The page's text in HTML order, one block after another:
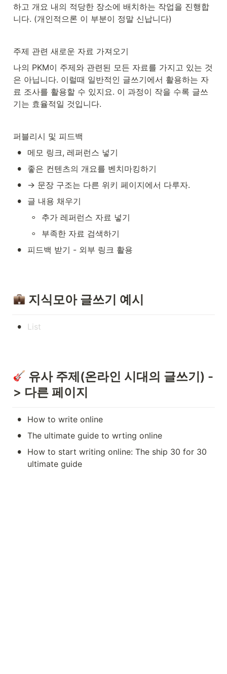
하고 개요 내의 적당한 장소에 배치하는 작업을 진행합
니다. (개인적으론 이 부분이 정말 신납니다)
주제 관련 새로운 자료 가져오기
나의 PKM이 주제와 관련된 모든 자료를 가지고 있는 것
은 아닙니다. 이럴때 일반적인 글쓰기에서 활용하는 자
료 조사를 활용할 수 있지요. 이 과정이 작을 수록 글쓰
기는 효율적일 것입니다.
퍼블리시 및 피드백
• 메모 링크, 레퍼런스 넣기
• 좋은 컨텐츠의 개요를 벤치마킹하기
• → 문장 구조는 다른 위키 페이지에서 다루자.
• 글 내용 채우기
◦ 추가 레퍼런스 자료 넣기
◦ 부족한 자료 검색하기
• 피드백 받기 - 외부 링크 활용
지식모아 글쓰기 예시
•
유사 주제(온라인 시대의 글쓰기) -
> 다른 페이지
• How to write online
• The ultimate guide to wrting online
•
How to start writing online: The ship 30 for 30
ultimate guide